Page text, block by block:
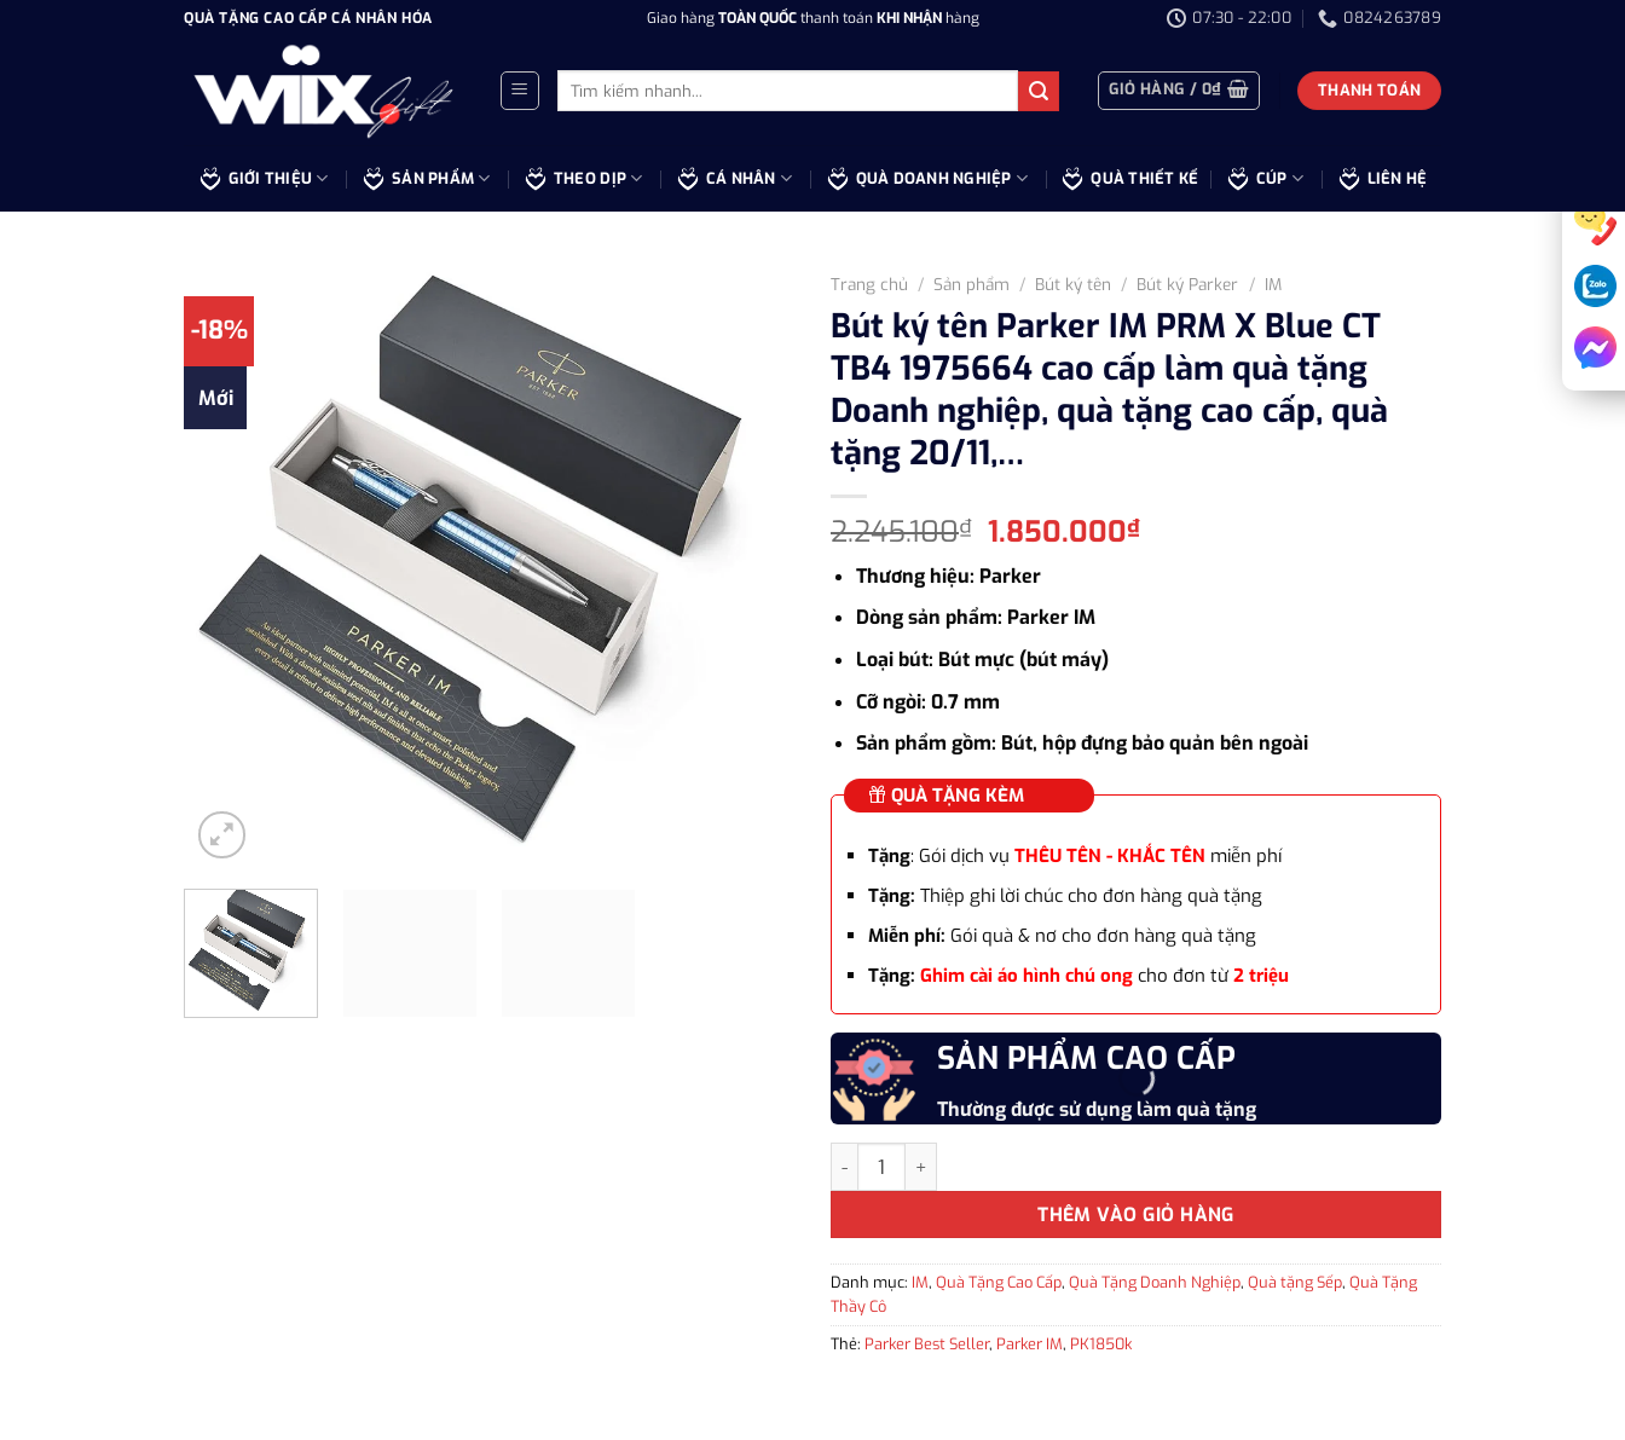
QUÀ TẶNG CAO CẤP CÁ NHÂN HÓA Giao hàngTOÀN QUỐCthanh toánKHI NHẬNhàng 07:30 - 22:00 0824263789
Tìm
kiếm:
GIỎ HÀNG / 0₫ THANH TOÁN
GIỚI THIỆU SẢN PHẨM THEO DỊP CÁ NHÂN QUÀ DOANH NGHIỆP QUÀ THIẾT KẾ CÚP LIÊN HỆ
-18%
Mới
Trang chủ / Sản phẩm / Bút ký tên / Bút ký Parker / IM
Bút ký tên Parker IM PRM X Blue CT
TB4 1975664 cao cấp làm quà tặng
Doanh nghiệp, quà tặng cao cấp, quà
tặng 20/11,…
2.245.100₫ Giá
gốc
là:
2.245.100₫.
1.850.000₫Giá
Thương hiệu: Parker
Dòng sản phẩm: Parker IM
Loại bút: Bút mực (bút máy)
Cỡ ngòi: 0.7 mm
Sản phẩm gồm: Bút, hộp đựng bảo quản bên ngoài
QUÀ TẶNG KÈM
Tặng: Gói dịch vụ THÊU TÊN - KHẮC TÊN miễn phí
Tặng: Thiệp ghi lời chúc cho đơn hàng quà tặng
Miễn phí: Gói quà & nơ cho đơn hàng quà tặng
Tặng: Ghim cài áo hình chú ongcho đơn từ 2 triệu
SẢN PHẨM CAO CẤP
Thường được sử dụng làm quà tặng
Bút ký tên Parker IM PRM X Blue CT TB4 1975664 cao cấp làm quà tặng Doanh nghiệp, quà tặng
THÊM VÀO GIỎ HÀNG
Danh mục: IM, Quà Tặng Cao Cấp, Quà Tặng Doanh Nghiệp, Quà tặng Sếp, Quà Tặng
Thầy Cô
Thẻ: Parker Best Seller, Parker IM, PK1850k